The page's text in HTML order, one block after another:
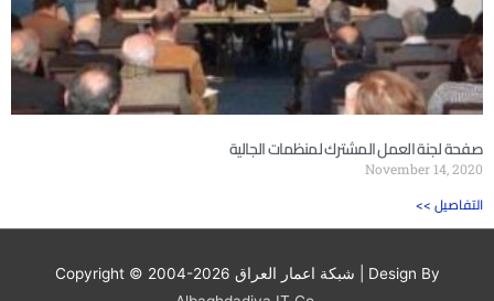
صفحة لجنة العمل المشترك لمنظمات الجالية
November 14, 2020
<< التفاصيل
Copyright © 2004-2026 شبكة اعمار العراق | Design By